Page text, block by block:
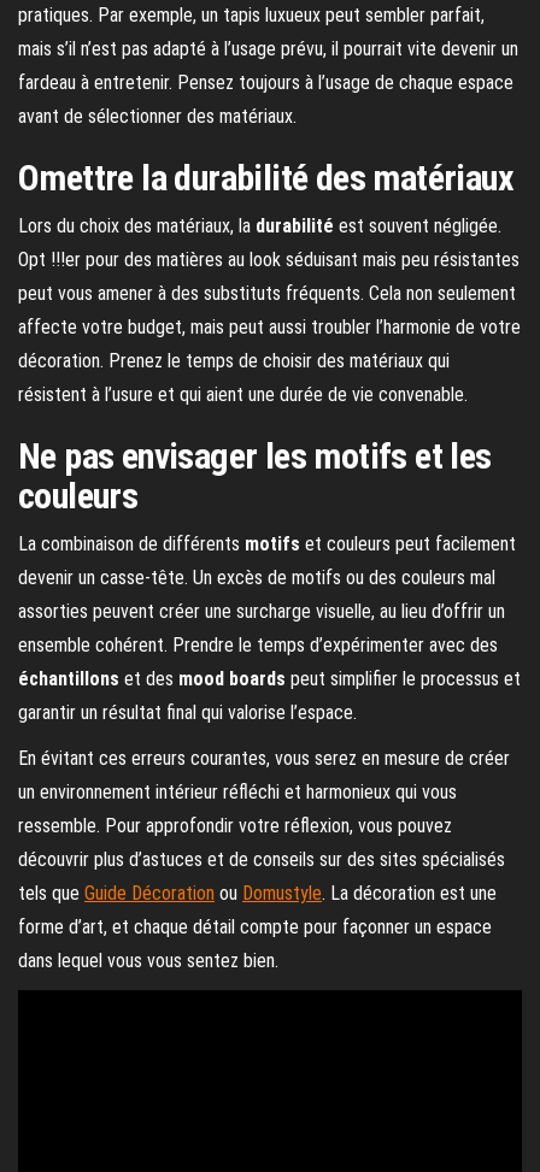
pratiques. Par exemple, un tapis luxueux peut sembler parfait,
mais s’il n’est pas adapté à l’usage prévu, il pourrait vite devenir un
fardeau à entretenir. Pensez toujours à l’usage de chaque espace
avant de sélectionner des matériaux.
Omettre la durabilité des matériaux
Lors du choix des matériaux, la durabilité est souvent négligée.
Opt !!!er pour des matières au look séduisant mais peu résistantes
peut vous amener à des substituts fréquents. Cela non seulement
affecte votre budget, mais peut aussi troubler l’harmonie de votre
décoration. Prenez le temps de choisir des matériaux qui
résistent à l’usure et qui aient une durée de vie convenable.
Ne pas envisager les motifs et les
couleurs
La combinaison de différents motifs et couleurs peut facilement
devenir un casse-tête. Un excès de motifs ou des couleurs mal
assorties peuvent créer une surcharge visuelle, au lieu d’offrir un
ensemble cohérent. Prendre le temps d’expérimenter avec des
échantillons et des mood boards peut simplifier le processus et
garantir un résultat final qui valorise l’espace.
En évitant ces erreurs courantes, vous serez en mesure de créer
un environnement intérieur réfléchi et harmonieux qui vous
ressemble. Pour approfondir votre réflexion, vous pouvez
découvrir plus d’astuces et de conseils sur des sites spécialisés
tels que Guide Décoration ou Domustyle. La décoration est une
forme d’art, et chaque détail compte pour façonner un espace
dans lequel vous vous sentez bien.